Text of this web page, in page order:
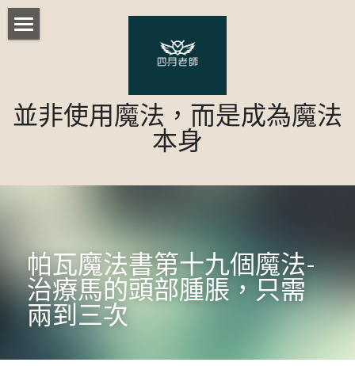
並非使用魔法，而是成為魔法
本身
所有博客分類
諾斯底運動
人際關係
歐比路老師課程
台灣本土藥草實作-日進斗金
台灣本土藥草實作-七行星藥草 (實體)
修復財務
土星綑綁娃娃
藥草魔法師基礎課程
淨化與療癒篇-胡督魔法一
現代魔法
星光魔法單元一 (實體))
澤誼老師課程
帕瓦魔法書第十九個魔法-
治療馬的頭部腫脹，只需
兩到三次